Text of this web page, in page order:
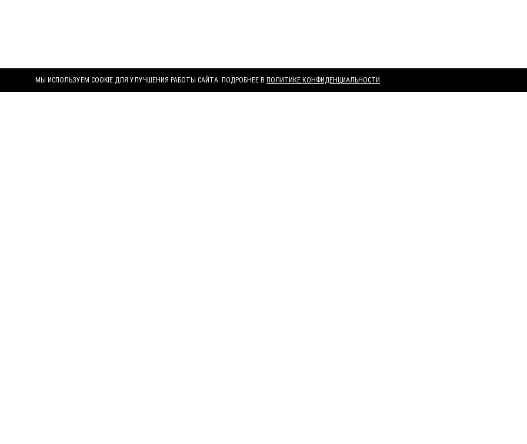
МЫ ИСПОЛЬЗУЕМ COOKIE ДЛЯ УЛУЧШЕНИЯ РАБОТЫ САЙТА. ПОДРОБНЕЕ В ПОЛИТИКЕ КОНФИДЕНЦИАЛЬНОСТИ